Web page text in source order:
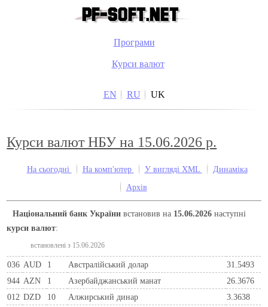
Програми
Курси валют
EN RU UK
Курси валют НБУ на 15.06.2026 р.
На сьогодні На комп'ютер У вигляді XML
Динаміка
Архів
Національний банк України встановив на 15.06.2026 наступні
курси валют:
встановлені з 15.06.2026
036 AUD 1 Австралійський долар
31.5493
944 AZN 1 Азербайджанський манат
26.3676
012 DZD 10 Алжирський динар
3.3638